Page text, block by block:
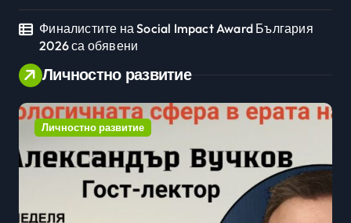
Финалистите на Social Impact Award България
2026 са обявени
Личностно развитие
Личностно развитие